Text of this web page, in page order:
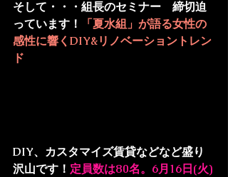
そして・・・組長のセミナー　締切迫
っています！
「夏水組」が語る女性の
感性に響くDIY&リノベーショントレン
ド
DIY、カスタマイズ賃貸などなど盛り
沢山です！ 定員数は80名。 6月16日(火)